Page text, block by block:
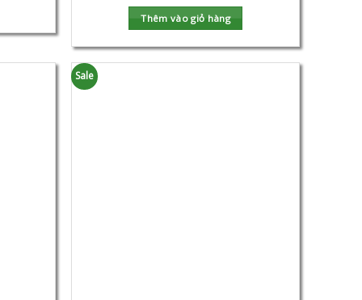
Thêm vào giỏ hàng
Sale